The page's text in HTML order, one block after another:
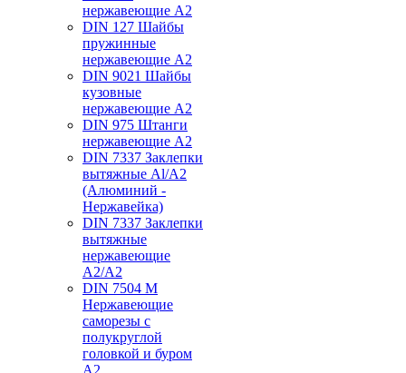
нержавеющие А2
DIN 127 Шайбы
пружинные
нержавеющие А2
DIN 9021 Шайбы
кузовные
нержавеющие А2
DIN 975 Штанги
нержавеющие А2
DIN 7337 Заклепки
вытяжные Al/A2
(Алюминий -
Нержавейка)
DIN 7337 Заклепки
вытяжные
нержавеющие
A2/A2
DIN 7504 M
Нержавеющие
саморезы с
полукруглой
головкой и буром
А2